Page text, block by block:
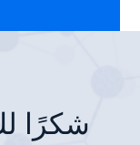
شكرًا